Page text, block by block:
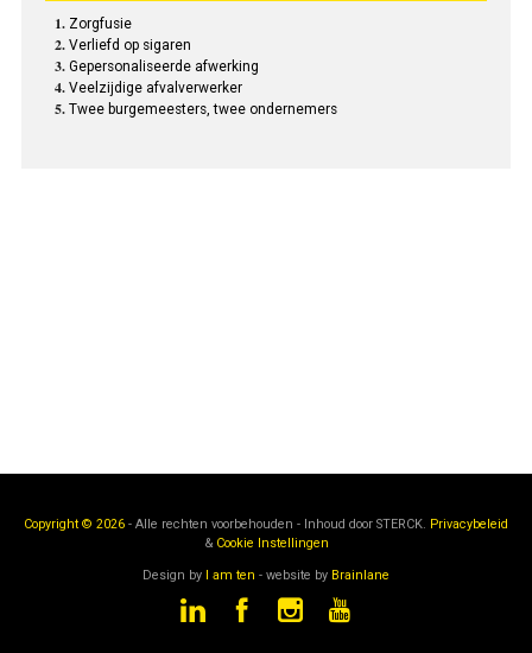
Zorgfusie
Verliefd op sigaren
Gepersonaliseerde afwerking
Veelzijdige afvalverwerker
Twee burgemeesters, twee ondernemers
Copyright © 2026 - Alle rechten voorbehouden - Inhoud door STERCK. Privacybeleid
& Cookie Instellingen
Design by I am ten - website by Brainlane